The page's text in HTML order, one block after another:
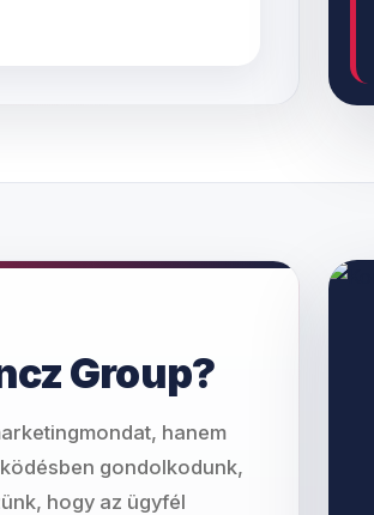
Group?
hanem
gondolkodunk,
hogy az ügyfél